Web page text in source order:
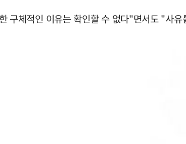
구체적인 이유는 확인할 수 없다"면서도 "사